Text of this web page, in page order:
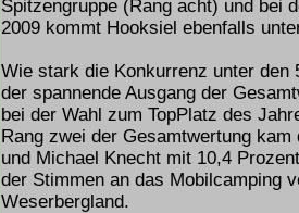
Spitzengruppe (Rang acht) und bei
2009 kommt Hooksiel ebenfalls
Wie stark die Konkurrenz unter den
der spannende Ausgang der
bei der Wahl zum TopPlatz des
Rang zwei der Gesamtwertung
und Michael Knecht mit 10,4
der Stimmen an das Mobilcamping
Weserbergland.